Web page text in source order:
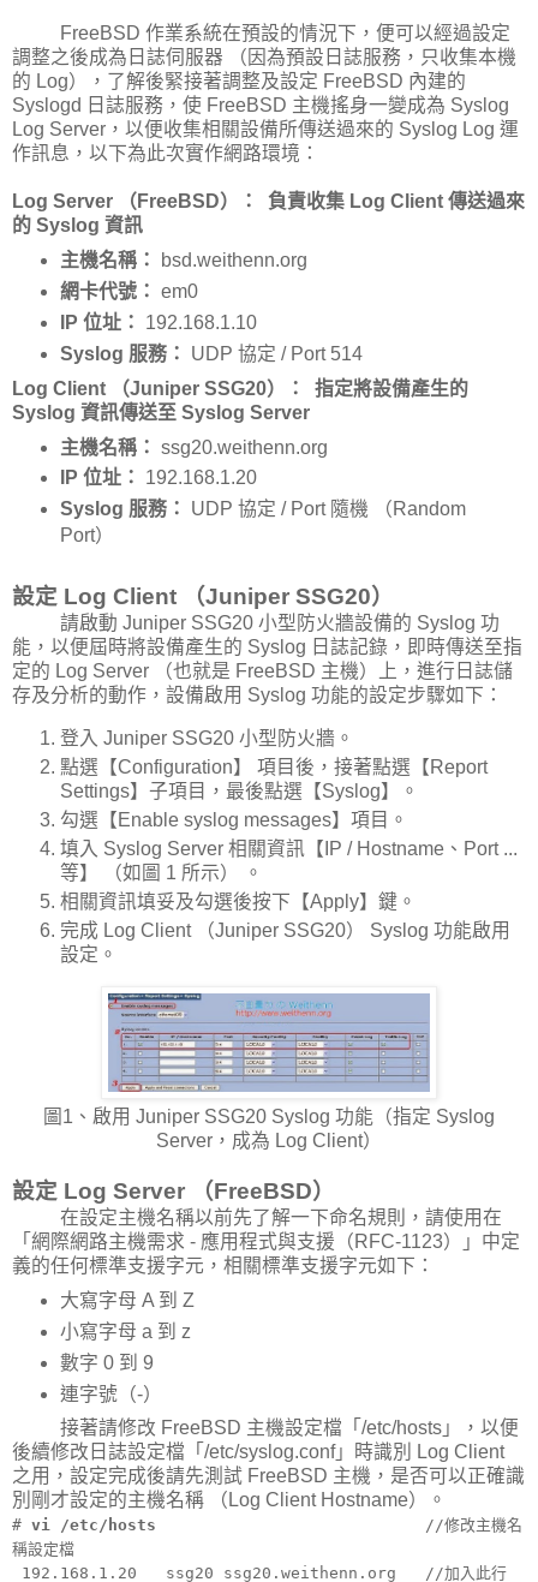
FreeBSD 作業系統在預設的情況下，便可以經過設定
調整之後成為日誌伺服器 （因為預設日誌服務，只收集本機
的 Log），了解後緊接著調整及設定 FreeBSD 內建的
Syslogd 日誌服務，使 FreeBSD 主機搖身一變成為 Syslog
Log Server，以便收集相關設備所傳送過來的 Syslog Log 運
作訊息，以下為此次實作網路環境：
Log Server （FreeBSD）：
負責收集 Log Client 傳送過來
的 Syslog 資訊
主機名稱：
bsd.weithenn.org
網卡代號： em0
IP 位址：
192.168.1.10
Syslog 服務：
UDP 協定 / Port 514
Log Client （Juniper SSG20）：
指定將設備產生的
Syslog 資訊傳送至 Syslog Server
主機名稱： ssg20.weithenn.org
IP 位址：
192.168.1.20
Syslog 服務：
UDP 協定 / Port 隨機 （Random
Port）
設定 Log Client （Juniper SSG20）
請啟動 Juniper SSG20 小型防火牆設備的 Syslog 功
能，以便屆時將設備產生的 Syslog 日誌記錄，即時傳送至指
定的 Log Server （也就是 FreeBSD 主機）上，進行日誌儲
存及分析的動作，設備啟用 Syslog 功能的設定步驟如下：
登入 Juniper SSG20 小型防火牆。
點選【Configuration】 項目後，接著點選【Report
Settings】子項目，最後點選【Syslog】。
勾選【Enable syslog messages】項目。
填入 Syslog Server 相關資訊【IP / Hostname、Port ...
等】 （如圖 1 所示） 。
相關資訊填妥及勾選後按下【Apply】鍵。
完成 Log Client （Juniper SSG20） Syslog 功能啟用
設定。
圖1、啟用 Juniper SSG20 Syslog 功能（指定 Syslog
Server，成為 Log Client）
設定 Log Server （FreeBSD）
在設定主機名稱以前先了解一下命名規則，請使用在
「網際網路主機需求 - 應用程式與支援（RFC-1123）」中定
義的任何標準支援字元，相關標準支援字元如下：
大寫字母 A 到 Z
小寫字母 a 到 z
數字 0 到 9
連字號（-）
接著請修改 FreeBSD 主機設定檔「/etc/hosts」，以便
後續修改日誌設定檔「/etc/syslog.conf」時識別 Log Client
之用，設定完成後請先測試 FreeBSD 主機，是否可以正確識
別剛才設定的主機名稱 （Log Client Hostname）。
# vi /etc/hosts //修改主機名
稱設定檔
192.168.1.20 ssg20 ssg20.weithenn.org //加入此行